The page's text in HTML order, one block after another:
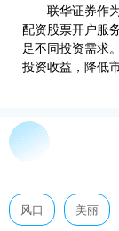
联华证券作
配资股票开户服
足不同投资需求
投资收益，降低
风口 美丽